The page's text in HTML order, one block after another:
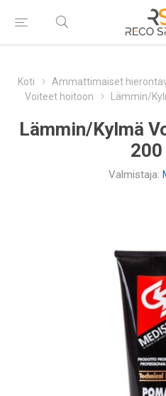
Koti
Ammattimaiset
Voiteet hoitoon
Lämmin/
Lämmin/Kylmä
Valmistaja: